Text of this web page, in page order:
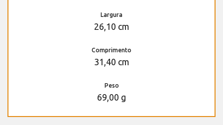
Largura
26,10 cm
Comprimento
31,40 cm
Peso
69,00 g